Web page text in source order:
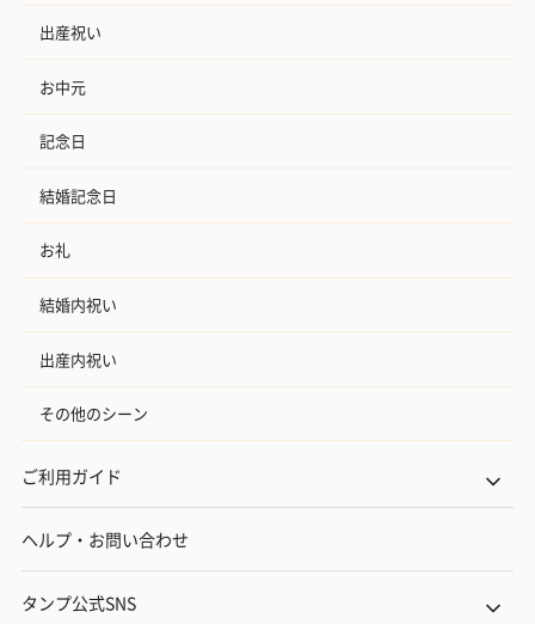
出産祝い
お中元
記念日
結婚記念日
お礼
結婚内祝い
出産内祝い
その他のシーン
ご利用ガイド
ヘルプ・お問い合わせ
タンプ公式SNS